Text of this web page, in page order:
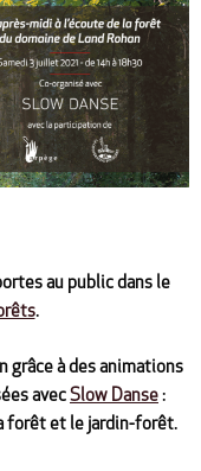
au public dans le
.
grâce à des animations
avec Slow Danse :
forêt et le jardin-forêt.